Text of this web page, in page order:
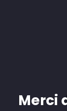
Merci